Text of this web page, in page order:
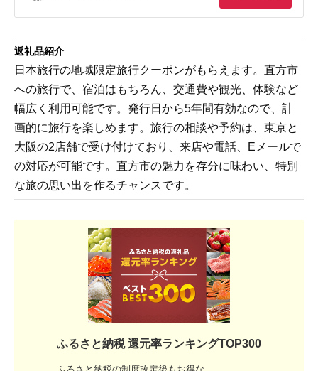
返礼品紹介
日本旅行の地域限定旅行クーポンがもらえます。直方市
への旅行で、宿泊はもちろん、交通費や観光、体験など
幅広く利用可能です。発行日から5年間有効なので、計
画的に旅行を楽しめます。旅行の相談や予約は、東京と
大阪の2店舗で受け付けており、来店や電話、Eメールで
の対応が可能です。直方市の魅力を存分に味わい、特別
な旅の思い出を作るチャンスです。
ふるさと納税 還元率ランキングTOP300